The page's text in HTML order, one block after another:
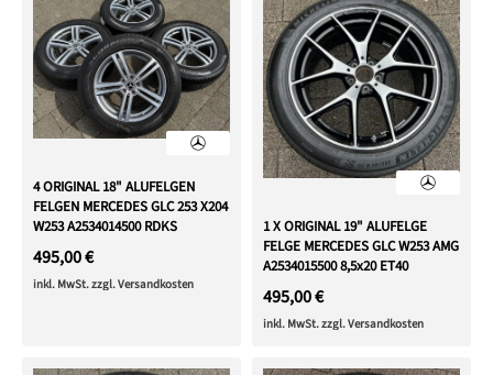
4 ORIGINAL 18" ALUFELGEN
FELGEN MERCEDES GLC 253 X204
W253 A2534014500 RDKS
495,00 €
inkl. MwSt. zzgl. Versandkosten
1 X ORIGINAL 19" ALUFELGE
FELGE MERCEDES GLC W253 AMG
A2534015500 8,5x20 ET40
495,00 €
inkl. MwSt. zzgl. Versandkosten